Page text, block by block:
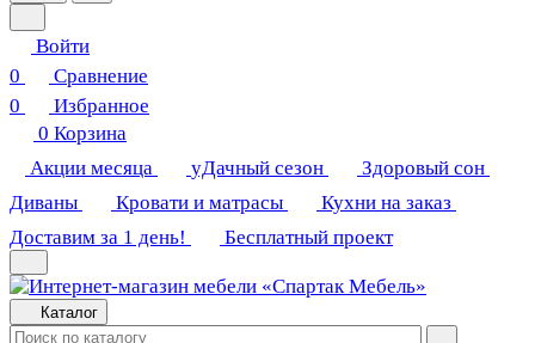
Войти
0
Сравнение
0
Избранное
0 Корзина
Акции месяца
уДачный сезон
Здоровый сон
Диваны
Кровати и матрасы
Кухни на заказ
Доставим за 1 день!
Бесплатный проект
Каталог